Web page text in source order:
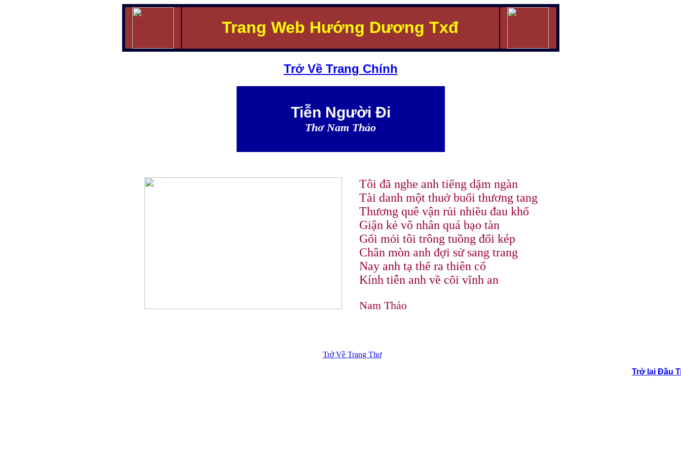
Trang Web Hướng Dương Txđ
Trở Về Trang Chính
Tiễn Người Đi
Thơ Nam Thảo
Tôi đã nghe anh tiếng dặm ngàn
Tài danh một thuở buổi thương tang
Thương quê vận rủi nhiều đau khổ
Giận kẻ vô nhân quá bạo tàn
Gối mỏi tôi trông tuồng đổi kép
Chân mòn anh đợi sử sang trang
Nay anh tạ thế ra thiên cổ
Kính tiễn anh về cõi vĩnh an
Nam Thảo
Trở Về Trang Thơ
Trở lại Đầu